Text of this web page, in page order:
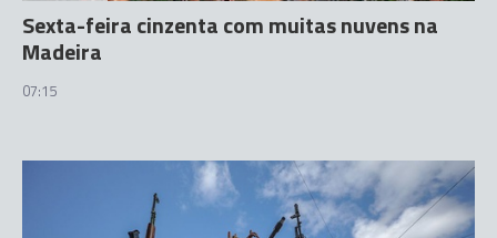
Sexta-feira cinzenta com muitas nuvens na
Madeira
07:15